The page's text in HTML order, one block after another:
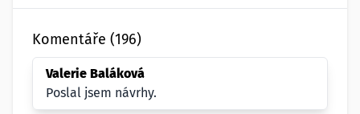
Komentáře (196)
Valerie Baláková
Poslal jsem návrhy.